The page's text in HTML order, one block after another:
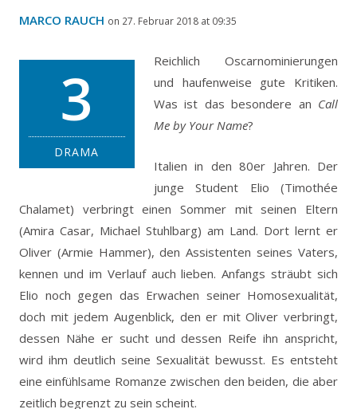
MARCO RAUCH on 27. Februar 2018 at 09:35
3
DRAMA
Reichlich Oscarnominierungen
und haufenweise gute Kritiken.
Was ist das besondere an Call
Me by Your Name?
Italien in den 80er Jahren. Der
junge Student Elio (Timothée
Chalamet) verbringt einen Sommer mit seinen Eltern
(Amira Casar, Michael Stuhlbarg) am Land. Dort lernt er
Oliver (Armie Hammer), den Assistenten seines Vaters,
kennen und im Verlauf auch lieben. Anfangs sträubt sich
Elio noch gegen das Erwachen seiner Homosexualität,
doch mit jedem Augenblick, den er mit Oliver verbringt,
dessen Nähe er sucht und dessen Reife ihn anspricht,
wird ihm deutlich seine Sexualität bewusst. Es entsteht
eine einfühlsame Romanze zwischen den beiden, die aber
zeitlich begrenzt zu sein scheint.